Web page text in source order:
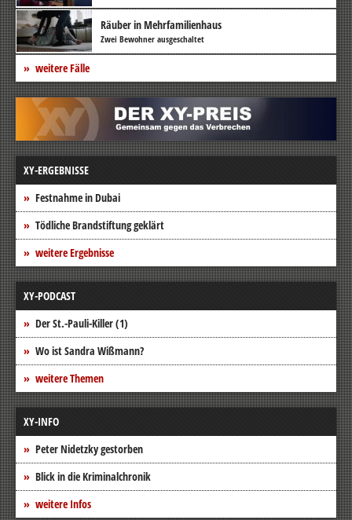
Räuber in Mehrfamilienhaus
Zwei Bewohner ausgeschaltet
weitere Fälle
XY-ERGEBNISSE
Festnahme in Dubai
Tödliche Brandstiftung geklärt
weitere Ergebnisse
XY-PODCAST
Der St.-Pauli-Killer (1)
Wo ist Sandra Wißmann?
weitere Themen
XY-INFO
Peter Nidetzky gestorben
Blick in die Kriminalchronik
weitere Infos